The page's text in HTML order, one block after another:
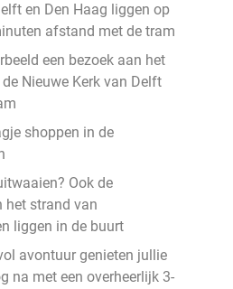
en Den Haag liggen op
afstand met de tram
een bezoek aan het
Nieuwe Kerk van Delft
shoppen in de
Ook de
het strand van
liggen in de buurt
avontuur genieten jullie
na met een overheerlijk 3-